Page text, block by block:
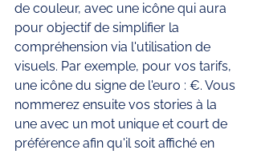
de couleur, avec une icône qui aura
pour objectif de simplifier la
compréhension via l'utilisation de
visuels. Par exemple, pour vos tarifs,
une icône du signe de l'euro : €. Vous
nommerez ensuite vos stories à la
une avec un mot unique et court de
préférence afin qu'il soit affiché en